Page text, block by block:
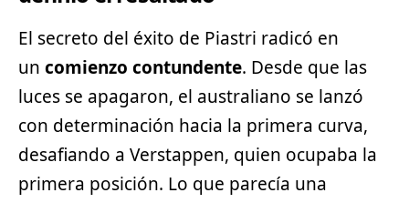
El secreto del éxito de Piastri radicó en
un comienzo contundente. Desde que las
luces se apagaron, el australiano se lanzó
con determinación hacia la primera curva,
desafiando a Verstappen, quien ocupaba la
primera posición. Lo que parecía una